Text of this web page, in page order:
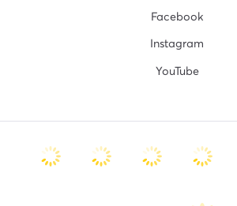
Facebook
Instagram
YouTube